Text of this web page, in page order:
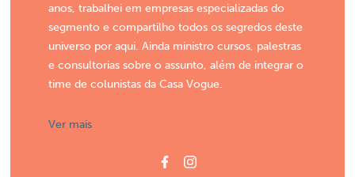
anos, trabalhei em empresas especializadas do
segmento e compartilho todos os segredos deste
universo por aqui. Ainda ministro cursos, palestras
e consultorias sobre o assunto, além de integrar o
time de colunistas da Casa Vogue.
Ver mais